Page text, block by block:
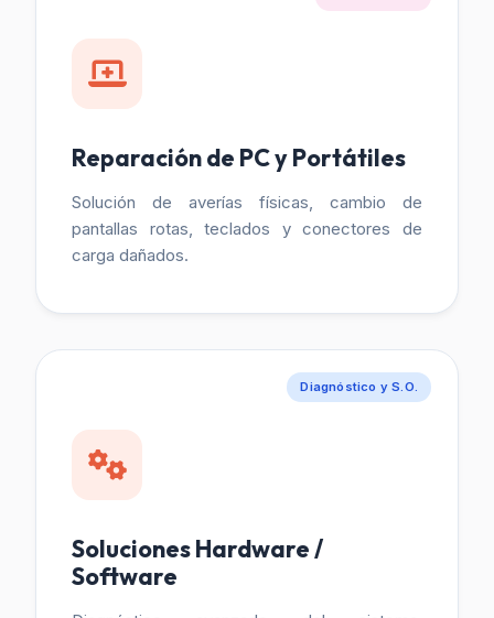
Reparación de PC y Portátiles
Solución de averías físicas, cambio de
pantallas rotas, teclados y conectores de
carga dañados.
Diagnóstico y S.O.
Soluciones Hardware /
Software